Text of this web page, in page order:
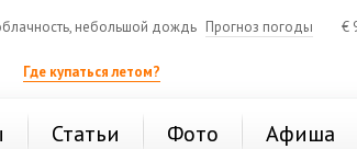
небольшой дождь Прогноз погоды €
Где купаться летом?
Статьи Фото Афиша